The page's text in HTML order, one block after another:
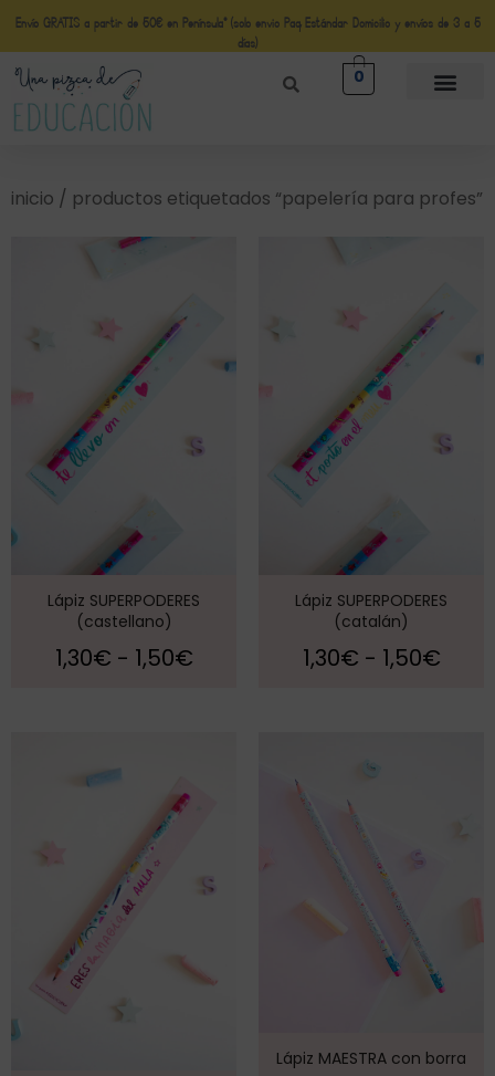
Envío GRATIS a partir de 50€ en Península* (solo envio Paq Estándar Domicilio y envíos de 3 a 5
días)
0
inicio / productos etiquetados “papelería para profes”
Lápiz SUPERPODERES
(castellano)
1,30€ - 1,50€
Lápiz SUPERPODERES
(catalán)
1,30€ - 1,50€
Lápiz MAESTRA con borra